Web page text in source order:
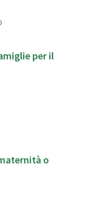
per il
o